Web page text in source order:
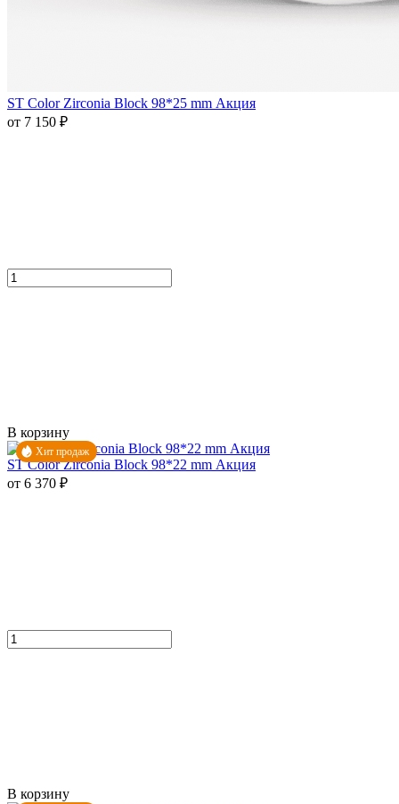
ST Color Zirconia Block 98*25 mm Акция
от 7 150 ₽
В корзину
Хит продаж
ST Color Zirconia Block 98*22 mm Акция
от 6 370 ₽
В корзину